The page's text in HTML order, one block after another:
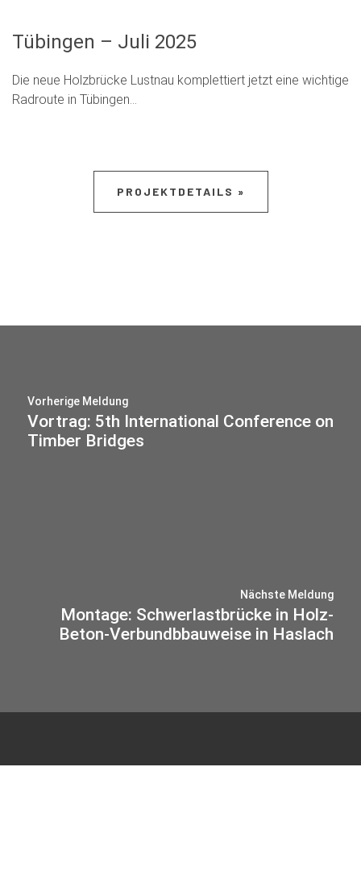
Tübingen – Juli 2025
Die neue Holzbrücke Lustnau komplettiert jetzt eine wichtige
Radroute in Tübingen…
PROJEKTDETAILS »
Vorherige Meldung
Vortrag: 5th International Conference on
Timber Bridges
Nächste Meldung
Montage: Schwerlastbrücke in Holz-
Beton-Verbundbbauweise in Haslach